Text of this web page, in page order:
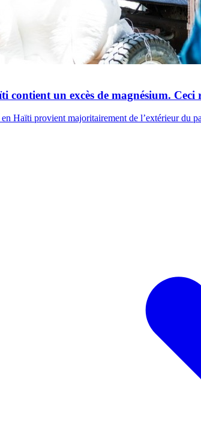
contient un excès de magnésium.
Haïti provient majoritairement de l’extérieur du